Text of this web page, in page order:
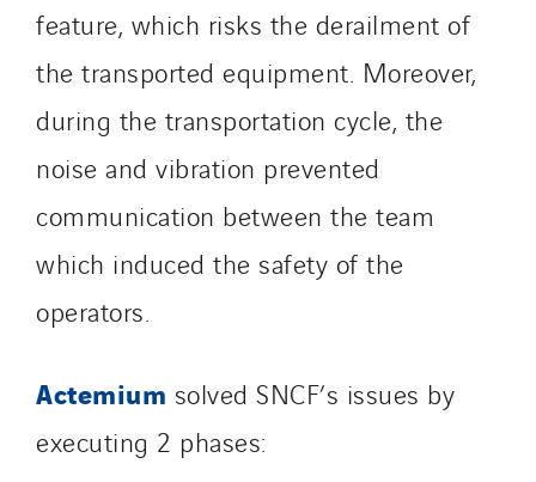
feature, which risks the derailment of
the transported equipment. Moreover,
during the transportation cycle, the
noise and vibration prevented
communication between the team
which induced the safety of the
operators.
Actemium solved SNCF’s issues by
executing 2 phases:
Santerne Angouleme
Santerne Aquitaine
Santerne Champagne Ardenne
Santerne Fluides
Santerne IDF
Santerne Marseille
Sarrasola
Schoro Electricité
SCIE Puy de Dome
SDEL Atlantis
SDEL Grand Ouest